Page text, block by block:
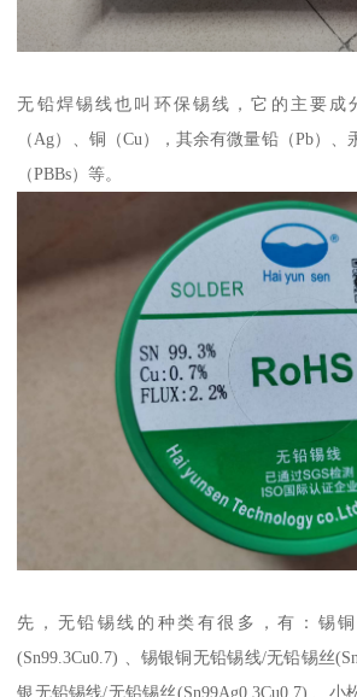
无铅焊锡线也叫环保锡线，它的主要成
（Ag）、铜（Cu），其余有微量铅（Pb）、
（PBBs）等。
先，无铅锡线的种类有很多，有：锡
(Sn99.3Cu0.7) 、锡银铜无铅锡线/无铅锡丝
银无铅锡线/无铅锡丝(Sn99Ag0.3Cu0.7) 、小